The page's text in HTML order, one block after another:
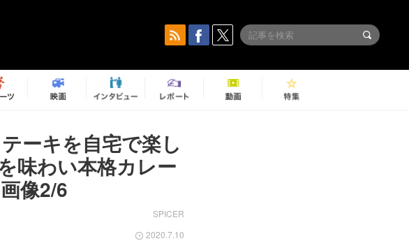
ーキを自宅で楽し
味わい本格カレー
像2/6
SPICER
2020.7.10